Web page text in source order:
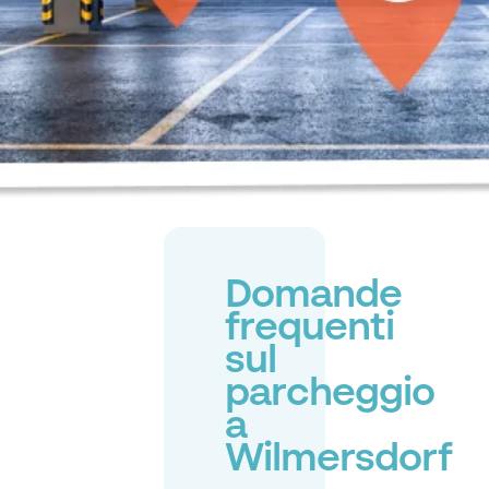
Domande
frequenti
sul
parcheggio
a
Wilmersdorf